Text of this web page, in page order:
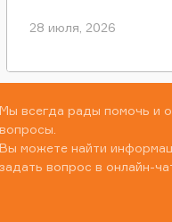
28 июля, 2026
Мы всегда рады помочь и
вопросы.
Вы можете найти
задать вопрос в онлайн-